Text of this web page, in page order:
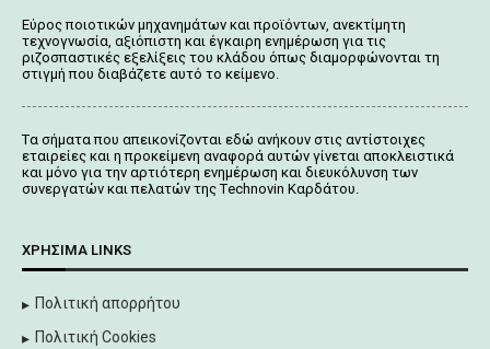
Εύρος ποιοτικών μηχανημάτων και προϊόντων, ανεκτίμητη
τεχνογνωσία, αξιόπιστη και έγκαιρη ενημέρωση για τις
ριζοσπαστικές εξελίξεις του κλάδου όπως διαμορφώνονται τη
στιγμή που διαβάζετε αυτό το κείμενο.
Tα σήματα που απεικονίζονται εδώ ανήκουν στις αντίστοιχες
εταιρείες και η προκείμενη αναφορά αυτών γίνεται αποκλειστικά
και μόνο για την αρτιότερη ενημέρωση και διευκόλυνση των
συνεργατών και πελατών της Τechnovin Kαρδάτου.
ΧΡΉΣΙΜΑ LINKS
Πολιτική απορρήτου
Πολιτική Cookies